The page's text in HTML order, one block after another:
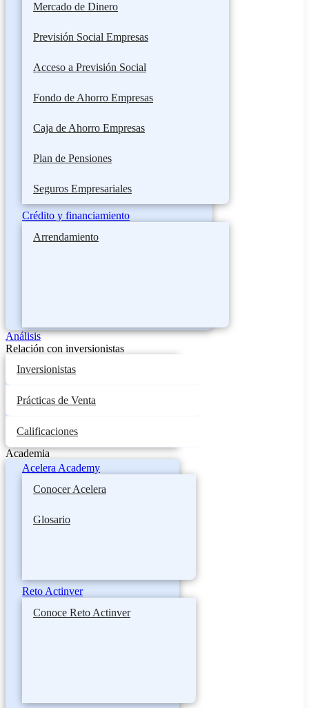
Mercado de Dinero
Previsión Social Empresas
Acceso a Previsión Social
Fondo de Ahorro Empresas
Caja de Ahorro Empresas
Plan de Pensiones
Seguros Empresariales
Crédito y financiamiento
Arrendamiento
Análisis
Relación con inversionistas
Inversionistas
Prácticas de Venta
Calificaciones
Academia
Acelera Academy
Conocer Acelera
Glosario
Reto Actinver
Conoce Reto Actinver